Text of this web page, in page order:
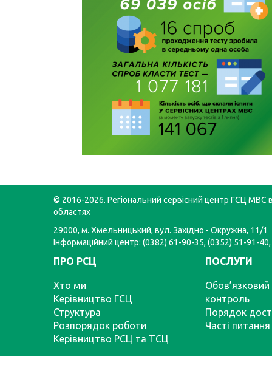
© 2016-2026. Регіональний сервісний центр ГСЦ МВС
областях
29000, м. Хмельницький, вул. Західно - Окружна, 11/1
Інформаційний центр: (0382) 61-90-35, (0352) 51-91-
ПРО РСЦ
Хто ми
Керівництво ГСЦ
Структура
Розпорядок роботи
Керівництво РСЦ та ТСЦ
ПОСЛУГИ
Обов’язковий
контроль
Порядок
Часті питання